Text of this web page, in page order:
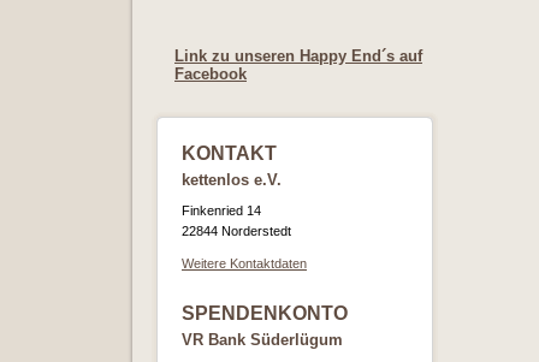
Link zu unseren Happy End´s auf
Facebook
KONTAKT
kettenlos e.V.
Finkenried 14
22844 Norderstedt
Weitere Kontaktdaten
SPENDENKONTO
VR Bank Süderlügum